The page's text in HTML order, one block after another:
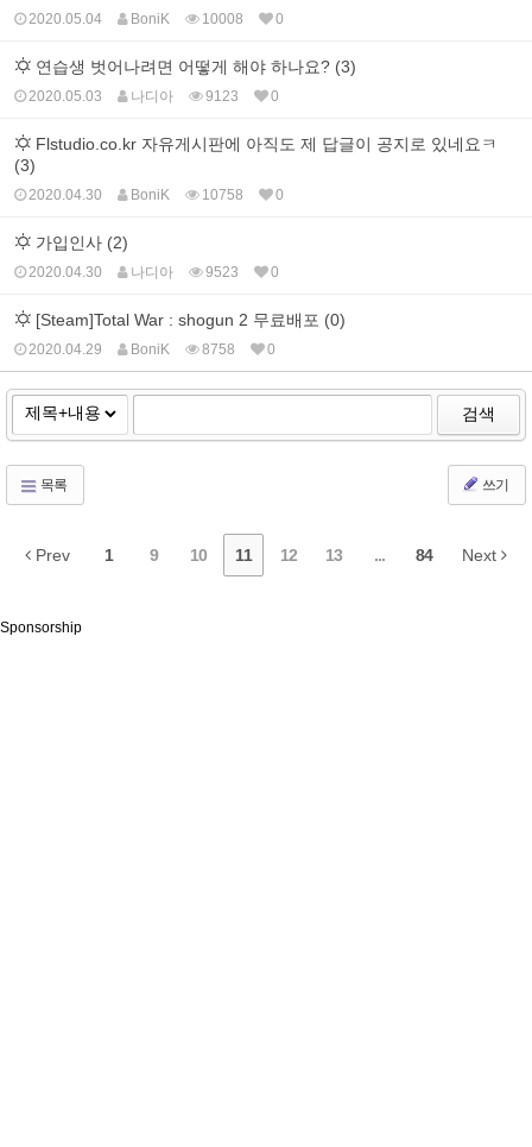
2020.05.04 BoniK 10008 0
연습생 벗어나려면 어떻게 해야 하나요? (3)
2020.05.03 나디아 9123 0
Flstudio.co.kr 자유게시판에 아직도 제 답글이 공지로 있네요ㅋ
(3)
2020.04.30 BoniK 10758 0
가입인사 (2)
2020.04.30 나디아 9523 0
[Steam]Total War : shogun 2 무료배포 (0)
2020.04.29 BoniK 8758 0
검색
목록 쓰기
Prev 1 9 10 11 12 13 ... 84 Next
Sponsorship